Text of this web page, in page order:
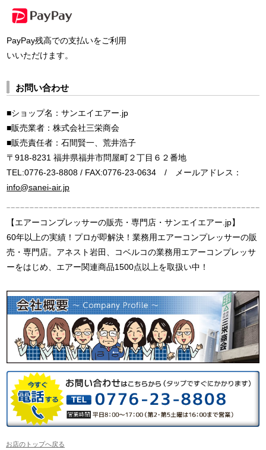
PayPay残高での支払いをご利用
いいただけます。
お問い合わせ
■ショップ名：サンエイエアー.jp
■販売業者：株式会社三栄商会
■販売責任者：石間賢一、荒井浩子
〒918-8231 福井県福井市問屋町２丁目６２番地
TEL:0776-23-8808 / FAX:0776-23-0634 / メールアドレス：
info@sanei-air.jp
【エアーコンプレッサーの販売・専門店・サンエイエアー.jp】
60年以上の実績！プロが即解決！業務用エアーコンプレッサーの販
売・専門店。アネスト岩田、コベルコの業務用エアーコンプレッサ
ーをはじめ、エアー関連商品1500点以上を取扱い中！
お店のトップへ戻る